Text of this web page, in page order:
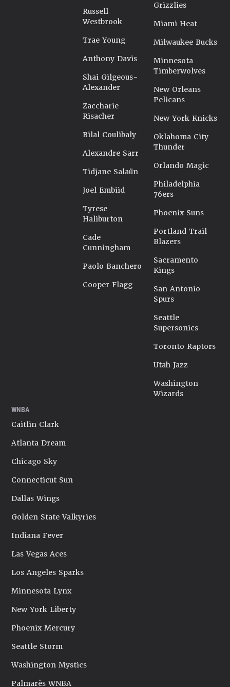
Russell
Westbrook
Trae Young
Anthony Davis
Shai Gilgeous-
Alexander
Zaccharie
Risacher
Bilal Coulibaly
Alexandre Sarr
Tidjane Salaün
Joel Embiid
Tyrese
Haliburton
Cade
Cunningham
Paolo Banchero
Cooper Flagg
Grizzlies
Miami Heat
Milwaukee Bucks
Minnesota
Timberwolves
New Orleans
Pelicans
New York Knicks
Oklahoma City
Thunder
Orlando Magic
Philadelphia
76ers
Phoenix Suns
Portland Trail
Blazers
Sacramento
Kings
San Antonio
Spurs
Seattle
Supersonics
Toronto Raptors
Utah Jazz
Washington
Wizards
WNBA
Caitlin Clark
Atlanta Dream
Chicago Sky
Connecticut Sun
Dallas Wings
Golden State Valkyries
Indiana Fever
Las Vegas Aces
Los Angeles Sparks
Minnesota Lynx
New York Liberty
Phoenix Mercury
Seattle Storm
Washington Mystics
Palmarès WNBA